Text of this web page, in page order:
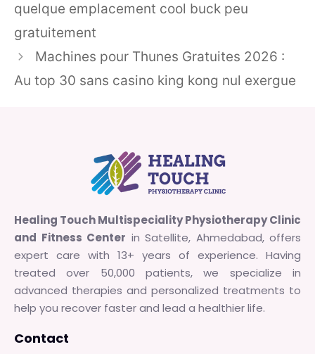
quelque emplacement cool buck peu
gratuitement
Machines pour Thunes Gratuites 2026 :
Au top 30 sans casino king kong nul exergue
Healing Touch Multispeciality Physiotherapy Clinic
and Fitness Center in Satellite, Ahmedabad, offers
expert care with 13+ years of experience. Having
treated over 50,000 patients, we specialize in
advanced therapies and personalized treatments to
help you recover faster and lead a healthier life.
Contact